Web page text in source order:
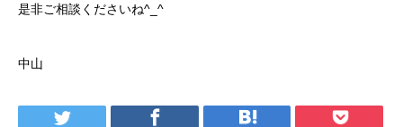
是非ご相談くださいね^_^
中山